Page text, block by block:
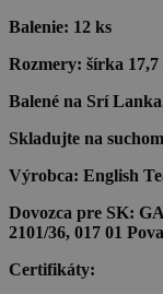
Balenie: 12 ks
Rozmery: šírka 17,7
Balené na Srí
Skladujte na
Výrobca: English
Dovozca pre SK:
2101/36, 017 01
Certifikáty: